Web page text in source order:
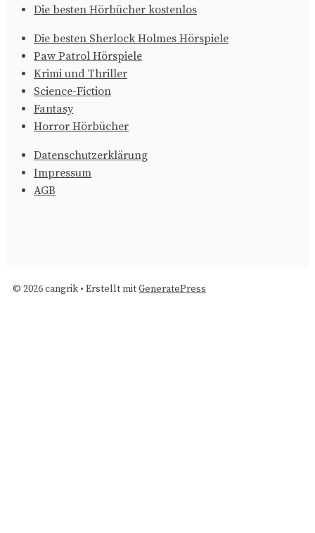
Die besten Hörbücher kostenlos
Die besten Sherlock Holmes Hörspiele
Paw Patrol Hörspiele
Krimi und Thriller
Science-Fiction
Fantasy
Horror Hörbücher
Datenschutzerklärung
Impressum
AGB
© 2026 cangrik • Erstellt mitGeneratePress